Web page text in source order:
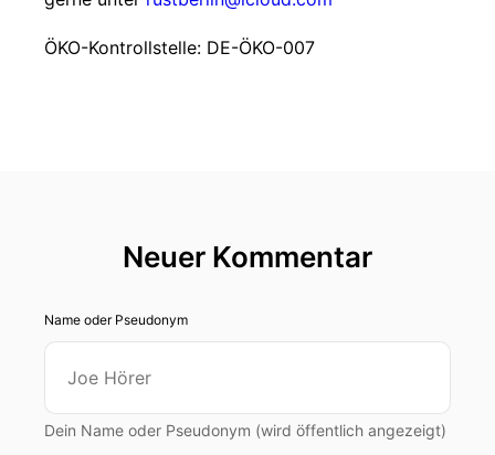
ÖKO-Kontrollstelle: DE-ÖKO-007
Neuer Kommentar
Name oder Pseudonym
Dein Name oder Pseudonym (wird öffentlich angezeigt)